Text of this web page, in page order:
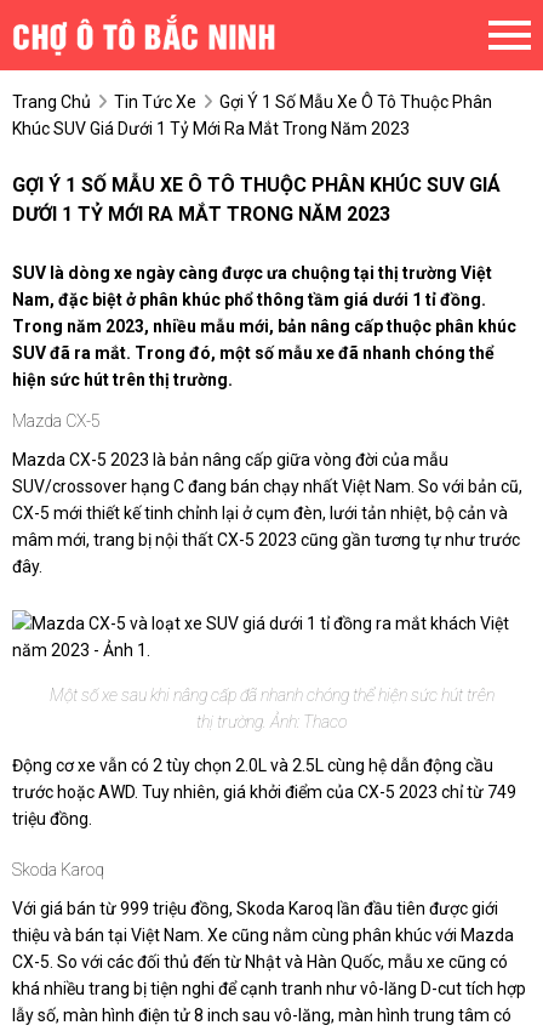
Trang Chủ Tin Tức Xe
Gợi Ý 1 Số Mẫu Xe Ô Tô Thuộc Phân
Khúc SUV Giá Dưới 1 Tỷ Mới Ra Mắt Trong Năm 2023
GỢI Ý 1 SỐ MẪU XE Ô TÔ THUỘC PHÂN KHÚC SUV GIÁ
DƯỚI 1 TỶ MỚI RA MẮT TRONG NĂM 2023
SUV là dòng xe ngày càng được ưa chuộng tại thị trường Việt
Nam, đặc biệt ở phân khúc phổ thông tầm giá dưới 1 tỉ đồng.
Trong năm 2023, nhiều mẫu mới, bản nâng cấp thuộc phân khúc
SUV đã ra mắt. Trong đó, một số mẫu xe đã nhanh chóng thể
hiện sức hút trên thị trường.
Mazda CX-5
Mazda CX-5 2023 là bản nâng cấp giữa vòng đời của mẫu
SUV/crossover hạng C đang bán chạy nhất Việt Nam. So với bản cũ,
CX-5 mới thiết kế tinh chỉnh lại ở cụm đèn, lưới tản nhiệt, bộ cản và
mâm mới, trang bị nội thất CX-5 2023 cũng gần tương tự như trước
đây.
Một số xe sau khi nâng cấp đã nhanh chóng thể hiện sức hút trên
thị trường. Ảnh: Thaco
Động cơ xe vẫn có 2 tùy chọn 2.0L và 2.5L cùng hệ dẫn động cầu
trước hoặc AWD. Tuy nhiên, giá khởi điểm của CX-5 2023 chỉ từ 749
triệu đồng.
Skoda Karoq
Với giá bán từ 999 triệu đồng, Skoda Karoq lần đầu tiên được giới
thiệu và bán tại Việt Nam. Xe cũng nằm cùng phân khúc với Mazda
CX-5. So với các đối thủ đến từ Nhật và Hàn Quốc, mẫu xe cũng có
khá nhiều trang bị tiện nghi để cạnh tranh như vô-lăng D-cut tích hợp
lẫy số, màn hình điện tử 8 inch sau vô-lăng, màn hình trung tâm có